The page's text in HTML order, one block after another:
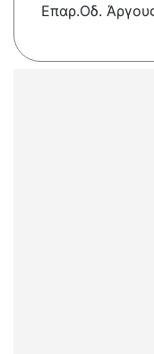
Επαρ.Οδ.